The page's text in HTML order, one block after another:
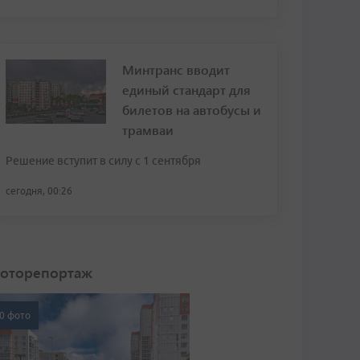
Минтранс вводит
единый стандарт для
билетов на автобусы и
трамваи
Решение вступит в силу с 1 сентября
сегодня, 00:26
фото